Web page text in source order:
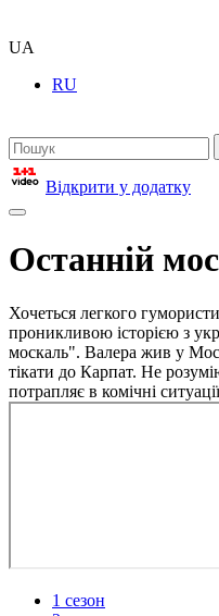
UA
RU
Відкрити у додатку
Останній
Хочеться легкого
проникливою історією з
москаль". Валера жив у
тікати до Карпат. Не
потрапляє в комічні
1 сезон